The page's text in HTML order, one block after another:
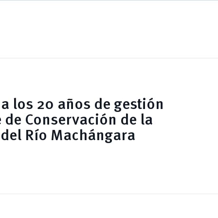
los 20 años de gestión
de Conservación de la
Río Machángara